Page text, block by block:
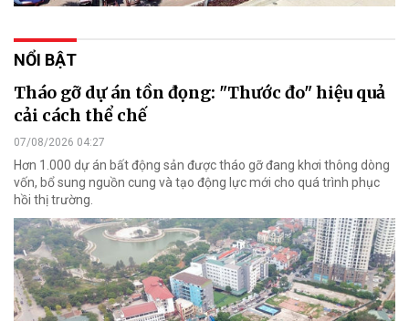
NỔI BẬT
Tháo gỡ dự án tồn đọng: "Thước đo" hiệu quả
cải cách thể chế
07/08/2026 04:27
Hơn 1.000 dự án bất động sản được tháo gỡ đang khơi thông dòng
vốn, bổ sung nguồn cung và tạo động lực mới cho quá trình phục
hồi thị trường.